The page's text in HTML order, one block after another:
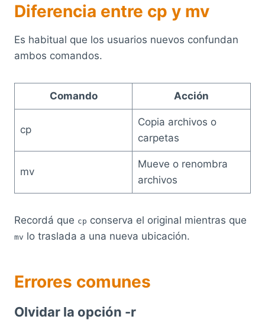
Diferencia entre cp y mv
Es habitual que los usuarios nuevos confundan
ambos comandos.
Comando Acción
cp
Copia archivos o
carpetas
mv
Mueve o renombra
archivos
Recordá que cp conserva el original mientras que
mv lo traslada a una nueva ubicación.
Errores comunes
Olvidar la opción -r